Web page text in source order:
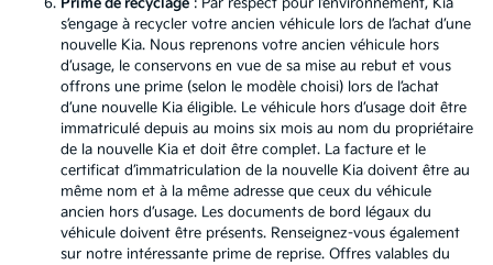
Prime de recyclage : Par respect pour l’environnement, Kia
s’engage à recycler votre ancien véhicule lors de l’achat d’une
nouvelle Kia. Nous reprenons votre ancien véhicule hors
d’usage, le conservons en vue de sa mise au rebut et vous
offrons une prime (selon le modèle choisi) lors de l’achat
d’une nouvelle Kia éligible. Le véhicule hors d’usage doit être
immatriculé depuis au moins six mois au nom du propriétaire
de la nouvelle Kia et doit être complet. La facture et le
certificat d’immatriculation de la nouvelle Kia doivent être au
même nom et à la même adresse que ceux du véhicule
ancien hors d’usage. Les documents de bord légaux du
véhicule doivent être présents. Renseignez-vous également
sur notre intéressante prime de reprise. Offres valables du